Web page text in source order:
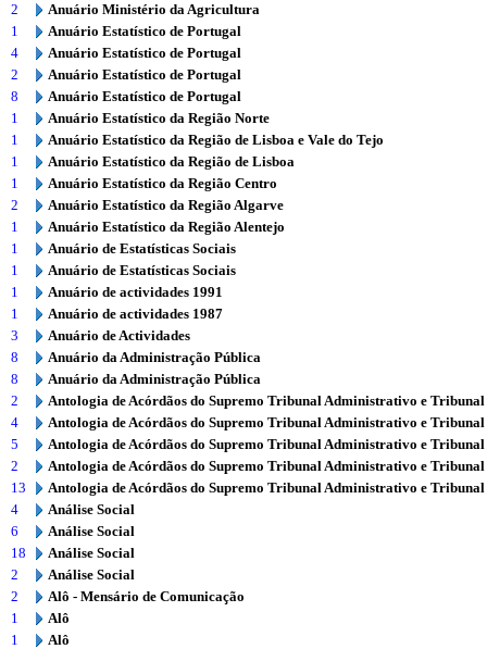
2
Anuário Ministério da Agricultura
1
Anuário Estatístico de Portugal
4
Anuário Estatístico de Portugal
2
Anuário Estatístico de Portugal
8
Anuário Estatístico de Portugal
1
Anuário Estatístico da Região Norte
1
Anuário Estatístico da Região de Lisboa e Vale do Tejo
1
Anuário Estatístico da Região de Lisboa
1
Anuário Estatístico da Região Centro
2
Anuário Estatístico da Região Algarve
1
Anuário Estatístico da Região Alentejo
1
Anuário de Estatísticas Sociais
1
Anuário de Estatísticas Sociais
1
Anuário de actividades 1991
1
Anuário de actividades 1987
3
Anuário de Actividades
8
Anuário da Administração Pública
8
Anuário da Administração Pública
2
Antologia de Acórdãos do Supremo Tribunal Administrativo e
4
Antologia de Acórdãos do Supremo Tribunal Administrativo e
5
Antologia de Acórdãos do Supremo Tribunal Administrativo e
2
Antologia de Acórdãos do Supremo Tribunal Administrativo e
13
Antologia de Acórdãos do Supremo Tribunal Administrativo e
4
Análise Social
6
Análise Social
18
Análise Social
2
Análise Social
2
Alô - Mensário de Comunicação
1
Alô
1
Alô